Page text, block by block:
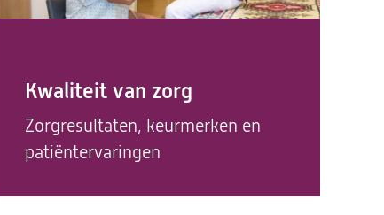
Kwaliteit van zorg
Zorgresultaten, keurmerken en
patiëntervaringen